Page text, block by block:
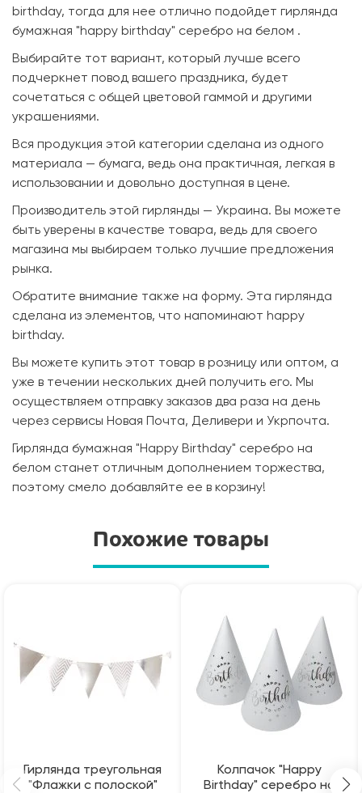
birthday, тогда для нее отлично подойдет гирлянда
бумажная "happy birthday" серебро на белом .
Выбирайте тот вариант, который лучше всего
подчеркнет повод вашего праздника, будет
сочетаться с общей цветовой гаммой и другими
украшениями.
Вся продукция этой категории сделана из одного
материала — бумага, ведь она практичная, легкая в
использовании и довольно доступная в цене.
Производитель этой гирлянды — Украина. Вы можете
быть уверены в качестве товара, ведь для своего
магазина мы выбираем только лучшие предложения
рынка.
Обратите внимание также на форму. Эта гирлянда
сделана из элементов, что напоминают happy
birthday.
Вы можете купить этот товар в розницу или оптом, а
уже в течении нескольких дней получить его. Мы
осуществляем отправку заказов два раза на день
через сервисы Новая Почта, Деливери и Укрпочта.
Гирлянда бумажная "Happy Birthday" серебро на
белом станет отличным дополнением торжества,
поэтому смело добавляйте ее в корзину!
Похожие товары
Гирлянда треугольная
"Флажки с полоской"
Колпачок "Happy
Birthday" серебро на